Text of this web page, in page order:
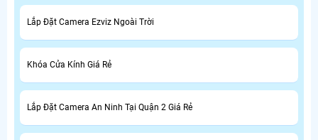
Lắp Đặt Camera Ezviz Ngoài Trời
Khóa Cửa Kính Giá Rẻ
Lắp Đặt Camera An Ninh Tại Quận 2 Giá Rẻ